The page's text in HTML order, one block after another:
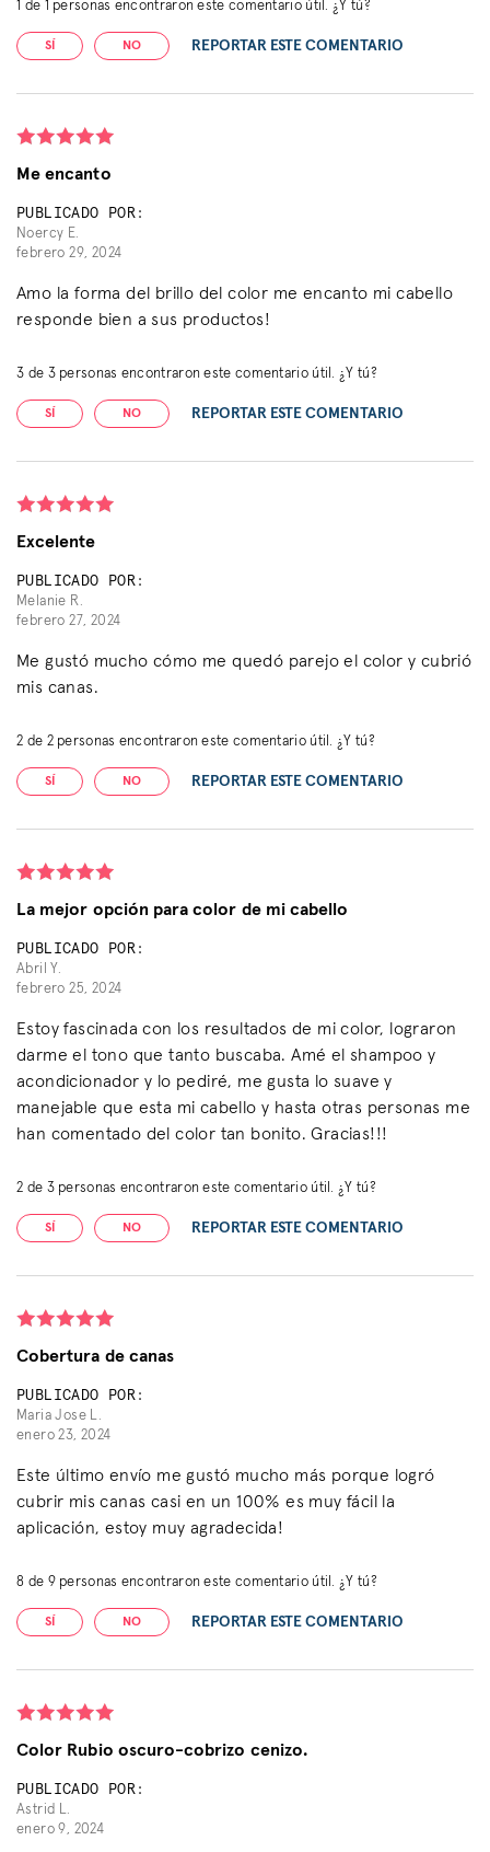
1 de 1 personas encontraron este comentario útil. ¿Y tú?
SÍ NO REPORTAR ESTE COMENTARIO
Me encanto
PUBLICADO POR:
Noercy E.
febrero 29, 2024
Amo la forma del brillo del color me encanto mi cabello
responde bien a sus productos!
3 de 3personas encontraron este comentario útil. ¿Y tú?
SÍ NO REPORTAR ESTE COMENTARIO
Excelente
PUBLICADO POR:
Melanie R.
febrero 27, 2024
Me gustó mucho cómo me quedó parejo el color y cubrió
mis canas.
2 de 2personas encontraron este comentario útil. ¿Y tú?
SÍ NO REPORTAR ESTE COMENTARIO
La mejor opción para color de mi cabello
PUBLICADO POR:
Abril Y.
febrero 25, 2024
Estoy fascinada con los resultados de mi color, lograron
darme el tono que tanto buscaba. Amé el shampoo y
acondicionador y lo pediré, me gusta lo suave y
manejable que esta mi cabello y hasta otras personas me
han comentado del color tan bonito. Gracias!!!
2 de 3personas encontraron este comentario útil. ¿Y tú?
SÍ NO REPORTAR ESTE COMENTARIO
Cobertura de canas
PUBLICADO POR:
Maria Jose L.
enero 23, 2024
Este último envío me gustó mucho más porque logró
cubrir mis canas casi en un 100% es muy fácil la
aplicación, estoy muy agradecida!
8 de 9personas encontraron este comentario útil. ¿Y tú?
SÍ NO REPORTAR ESTE COMENTARIO
Color Rubio oscuro-cobrizo cenizo.
PUBLICADO POR:
Astrid L.
enero 9, 2024